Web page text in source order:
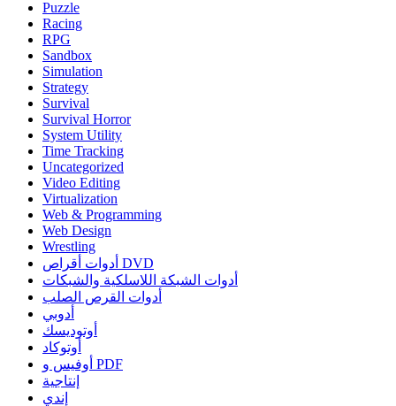
Puzzle
Racing
RPG
Sandbox
Simulation
Strategy
Survival
Survival Horror
System Utility
Time Tracking
Uncategorized
Video Editing
Virtualization
Web & Programming
Web Design
Wrestling
أدوات أقراص DVD
أدوات الشبكة اللاسلكية والشبكات
أدوات القرص الصلب
أدوبي
أوتوديسك
أوتوكاد
أوفيس و PDF
إنتاجية
إندي